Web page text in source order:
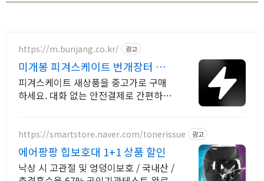
https://m.bunjang.co.kr/ 광고
미개봉 피겨스케이트 번개장터 국
내 최대 브랜드 중고거래
피겨스케이트 새상품을 중고가로 구매
하세요. 대화 없는 안전결제로 간편하게!
드
https://smartstore.naver.com/tonerissue 광고
에어팡팡 힙보호대 1+1 상품 할인
낙상 시 고관절 및 엉덩이보호 / 국내산 /